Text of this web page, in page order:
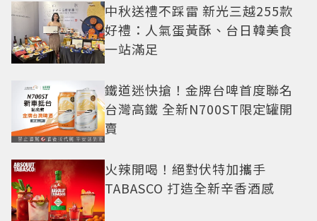
中秋送禮不踩雷 新光三越255款
好禮：人氣蛋黃酥、台日韓美食
一站滿足
鐵道迷快搶！金牌台啤首度聯名
台灣高鐵 全新N700ST限定罐開
賣
火辣開喝！絕對伏特加攜手
TABASCO 打造全新辛香酒感